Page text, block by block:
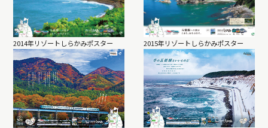
2014年リゾートしらかみポスター 2015年リゾートしらかみポスター